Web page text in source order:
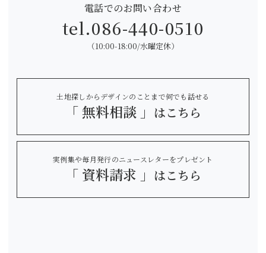
電話でのお問い合わせ
tel.086-440-0510
（10:00-18:00/水曜定休）
土地探しからデザインのことまで何でも話せる
「 無料相談 」 はこちら
実例集や毎月発行のニュースレターをプレゼント
「 資料請求 」 はこちら